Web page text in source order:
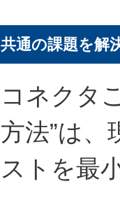
共通の課題を解
コネクタ
方法”は
ストを最